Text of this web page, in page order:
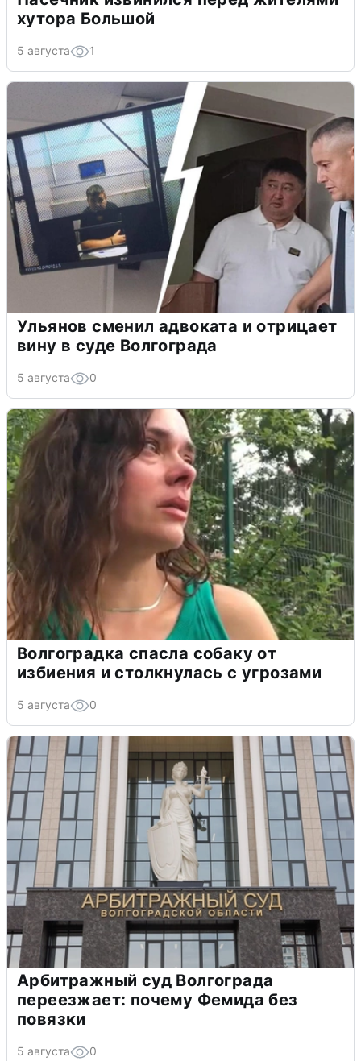
хутора Большой
5 августа 1
Ульянов сменил адвоката и отрицает
вину в суде Волгограда
5 августа 0
Волгоградка спасла собаку от
избиения и столкнулась с угрозами
5 августа 0
Арбитражный суд Волгограда
переезжает: почему Фемида без
повязки
5 августа 0